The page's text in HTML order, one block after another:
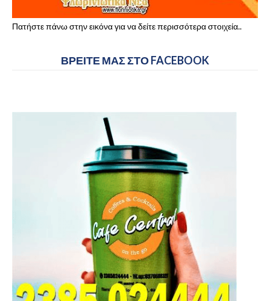
Πατήστε πάνω στην εικόνα για να δείτε περισσότερα στοιχεία..
ΒΡΕΙΤΕ ΜΑΣ ΣΤΟ FACEBOOK